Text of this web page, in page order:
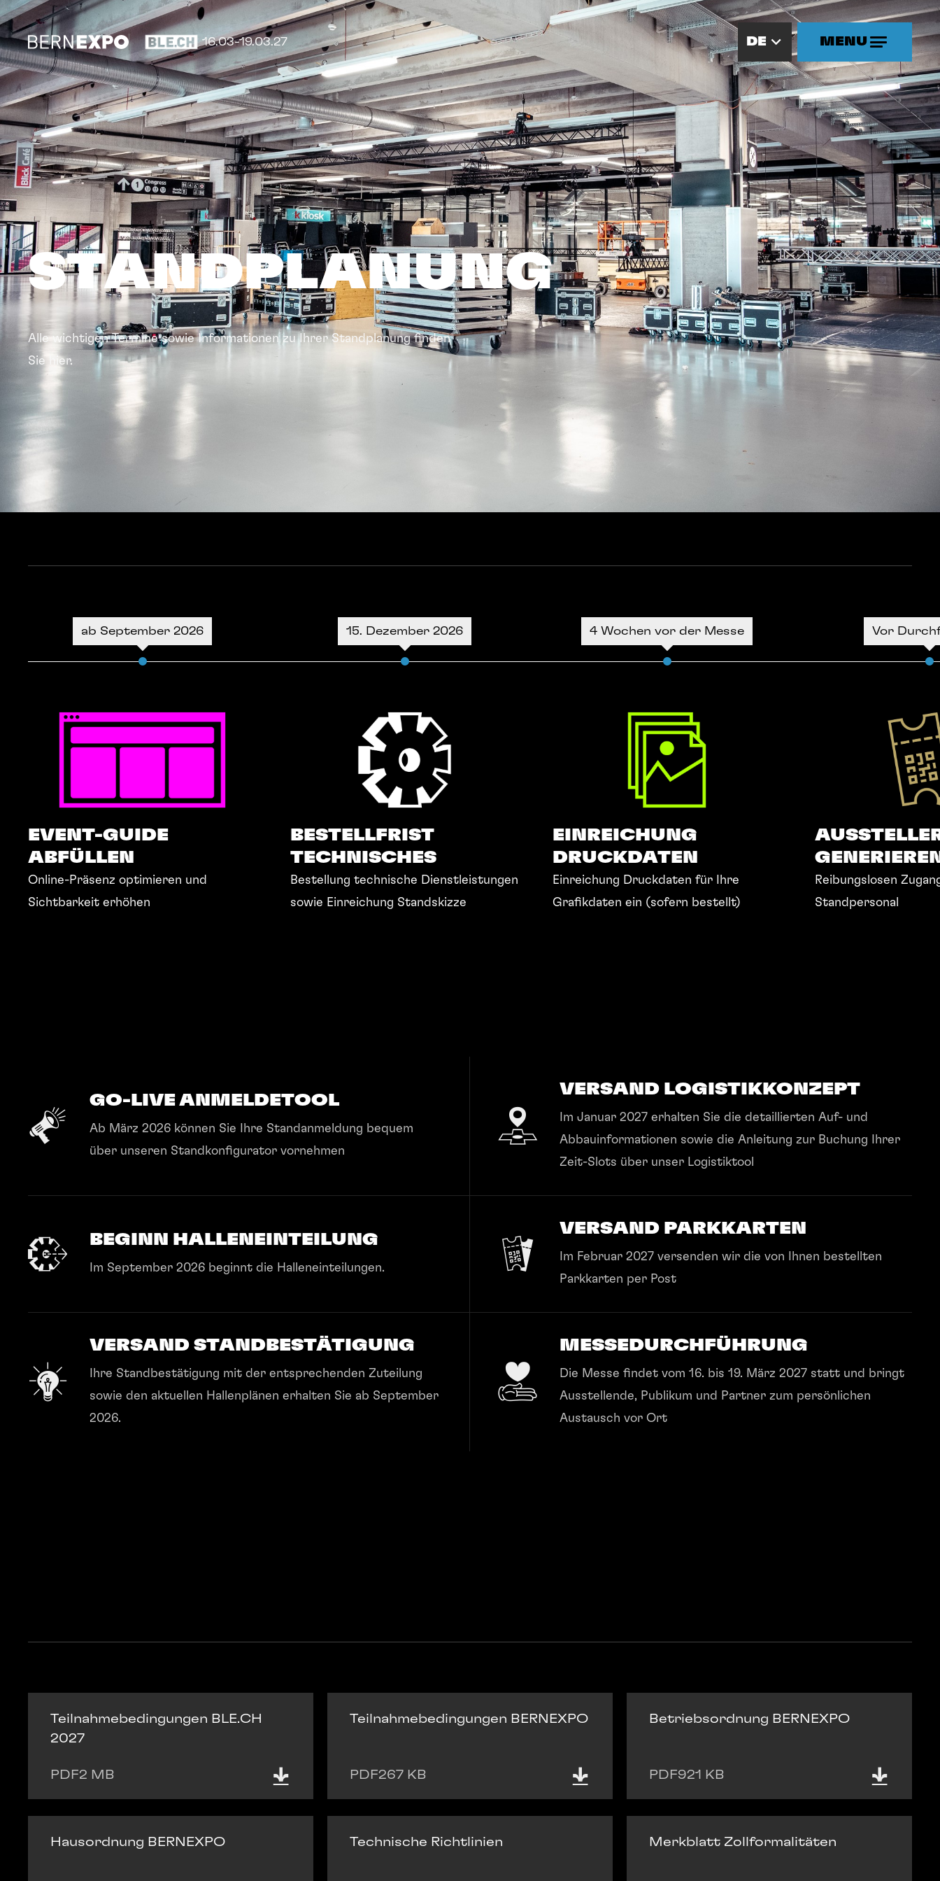
16.03-19.03.27 DE
MENU
MENU
Übersicht
Teilnehmen
Standplanung
Promotion
Gut zu wissen
Hospitality
Partnerschaften
Kontakt
STAND­PLANUNG
Alle wichtigen Termine sowie Informationen zu Ihrer Standplanung finden
Sie hier.
ab September 2026
EVENT-GUIDE
ABFÜLLEN
Online-Präsenz optimieren und
Sichtbarkeit erhöhen
15. Dezember 2026
BESTELLFRIST
TECHNISCHES
Bestellung technische Dienstleistungen
sowie Einreichung Standskizze
4 Wochen vor der Messe
EINREICHUNG
DRUCKDATEN
Einreichung Druckdaten für Ihre
Grafikdaten ein (sofern bestellt)
Vor
Reibungslosen
Standpersonal
GO-LIVE ANMELDETOOL
Ab März 2026 können Sie Ihre Standanmeldung bequem
über unseren Standkonfigurator vornehmen
VERSAND LOGISTIKKONZEPT
Im Januar 2027 erhalten Sie die detaillierten Auf- und
Abbauinformationen sowie die Anleitung zur Buchung Ihrer
Zeit-Slots über unser Logistiktool
BEGINN HALLENEINTEILUNG
Im September 2026 beginnt die Halleneinteilungen.
VERSAND PARKKARTEN
Im Februar 2027 versenden wir die von Ihnen bestellten
Parkkarten per Post
VERSAND STANDBESTÄTIGUNG
Ihre Standbestätigung mit der entsprechenden Zuteilung
sowie den aktuellen Hallenplänen erhalten Sie ab September
2026.
MESSEDURCHFÜHRUNG
Die Messe findet vom 16. bis 19. März 2027 statt und bringt
Ausstellende, Publikum und Partner zum persönlichen
Austausch vor Ort
Teilnahmebedingungen BLE.CH
2027
PDF2 MB
Teilnahmebedingungen BERNEXPO
PDF267 KB
Betriebsordnung BERNEXPO
PDF921 KB
Hausordnung BERNEXPO Technische Richtlinien Merkblatt Zollformalitäten